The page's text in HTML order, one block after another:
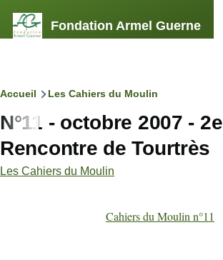
Fondation Armel Guerne
Fil
d'Ariane
Accueil Les Cahiers du Moulin
N°11 - octobre 2007 - 2e
Rencontre de Tourtrès
Les Cahiers du Moulin
Cahiers du Moulin n°11